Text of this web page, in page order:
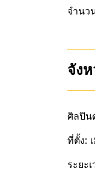
จำนว
จัง
ศิลปิน
ที่ตั้ง:
ระยะ